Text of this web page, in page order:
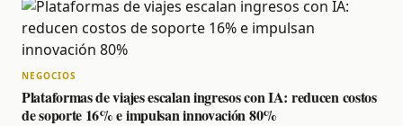
NEGOCIOS
Plataformas de viajes escalan ingresos con IA: reducen costos
de soporte 16% e impulsan innovación 80%